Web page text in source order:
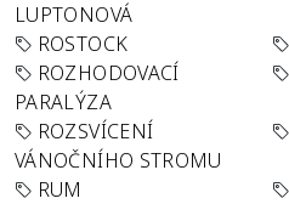
LUPTONOVÁ
ROSTOCK
ROZHODOVACÍ
PARALÝZA
ROZSVÍCENÍ
VÁNOČNÍHO STROMU
RUM